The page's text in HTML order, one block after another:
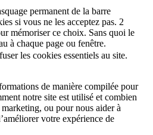
permanent de la barre
si vous ne les acceptez pas. 2
mémoriser ce choix. Sans quoi le
à chaque page ou fenêtre.
les cookies essentiels au site.
de manière compilée pour
notre site est utilisé et combien
ou pour nous aider à
votre expérience de